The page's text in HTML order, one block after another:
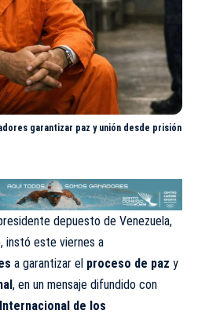
garantizar paz y unión desde prisión
depuesto de Venezuela,
, instó este viernes a
a garantizar el proceso de paz y
, en un mensaje difundido con
de los